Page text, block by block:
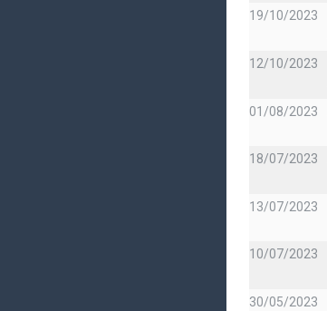
19/10/2023
12/10/2023
01/08/2023
18/07/2023
13/07/2023
10/07/2023
30/05/2023